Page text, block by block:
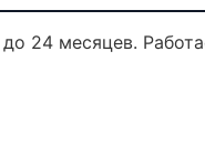
24 месяцев.